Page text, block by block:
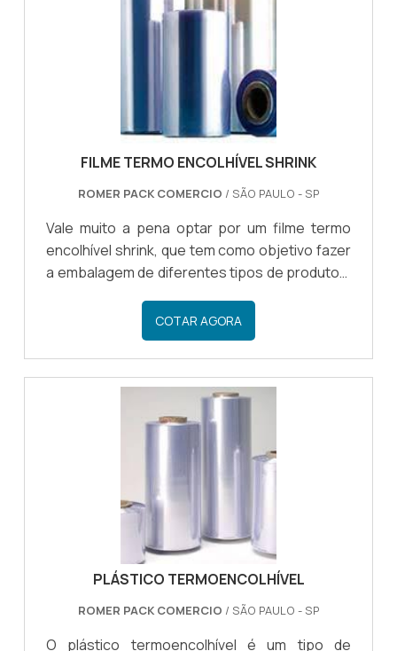
durabilidade, ideais para manter a integridade e
qualidade de produtos perecíveis, podendo
FILME TERMO ENCOLHÍVEL SHRINK
ROMER PACK COMERCIO / SÃO PAULO - SP
Vale muito a pena optar por um filme termo
encolhível shrink, que tem como objetivo fazer
a embalagem de diferentes tipos de produtos,
integridade de cada um dos materiais
embalados.Cada vez mais procurado no
mercado, o filme shrink é um produto de
qualidade e que é fácil de ser utilizado, por isso
é possível encontrar o filme termoencolhível
em diversos setores da indústria.QUAIS SÃO
OS BENEFÍCIOS DO FILMECom diversos
COTAR AGORA
PLÁSTICO TERMOENCOLHÍVEL
ROMER PACK COMERCIO / SÃO PAULO - SP
O plástico termoencolhível é um tipo de